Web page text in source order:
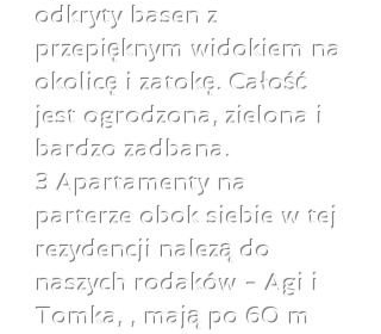
odkryty basen z
przepięknym widokiem na
okolicę i zatokę. Całość
jest ogrodzona, zielona i
bardzo zadbana.
3 Apartamenty na
parterze obok siebie w tej
rezydencji nalezą do
naszych rodaków - Agi i
Tomka, , mają po 60 m